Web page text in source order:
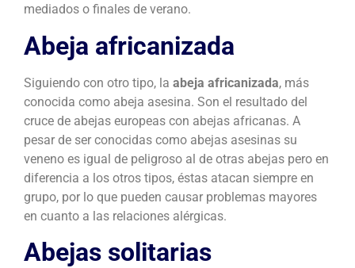
mediados o finales de verano.
Abeja africanizada
Siguiendo con otro tipo, la abeja africanizada, más
conocida como abeja asesina. Son el resultado del
cruce de abejas europeas con abejas africanas. A
pesar de ser conocidas como abejas asesinas su
veneno es igual de peligroso al de otras abejas pero en
diferencia a los otros tipos, éstas atacan siempre en
grupo, por lo que pueden causar problemas mayores
en cuanto a las relaciones alérgicas.
Abejas solitarias